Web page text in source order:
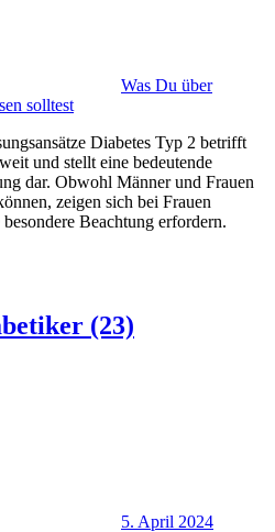
Was Du über
solltest
Diabetes Typ 2 betrifft
und stellt eine bedeutende
dar. Obwohl Männer und Frauen
zeigen sich bei Frauen
Beachtung erfordern.
(23)
5. April 2024